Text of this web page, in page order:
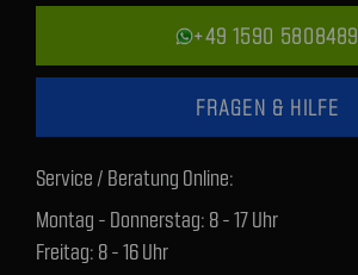
+49 1590 5808489
FRAGEN & HILFE
Service / Beratung Online:
Montag - Donnerstag: 8 - 17 Uhr
Freitag: 8 - 16 Uhr